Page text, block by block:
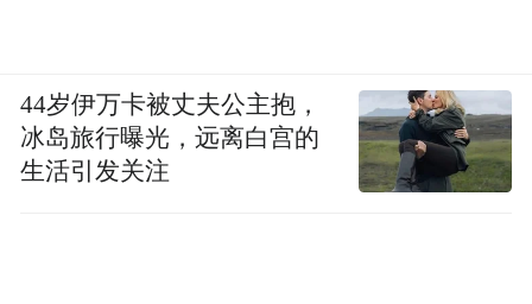
44岁伊万卡被丈夫公主抱，
冰岛旅行曝光，远离白宫的
生活引发关注